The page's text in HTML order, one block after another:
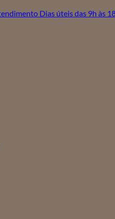
Dias úteis das 9h às